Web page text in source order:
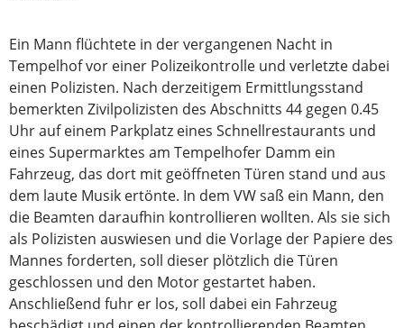
Ein Mann flüchtete in der vergangenen Nacht in
Tempelhof vor einer Polizeikontrolle und verletzte dabei
einen Polizisten. Nach derzeitigem Ermittlungsstand
bemerkten Zivilpolizisten des Abschnitts 44 gegen 0.45
Uhr auf einem Parkplatz eines Schnellrestaurants und
eines Supermarktes am Tempelhofer Damm ein
Fahrzeug, das dort mit geöffneten Türen stand und aus
dem laute Musik ertönte. In dem VW saß ein Mann, den
die Beamten daraufhin kontrollieren wollten. Als sie sich
als Polizisten auswiesen und die Vorlage der Papiere des
Mannes forderten, soll dieser plötzlich die Türen
geschlossen und den Motor gestartet haben.
Anschließend fuhr er los, soll dabei ein Fahrzeug